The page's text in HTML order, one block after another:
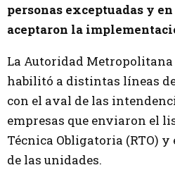
personas exceptuadas y
aceptaron la
La Autoridad
habilitó a distintas líneas
con el aval de las
empresas que enviaron el
Técnica Obligatoria (RTO)
de las unidades.